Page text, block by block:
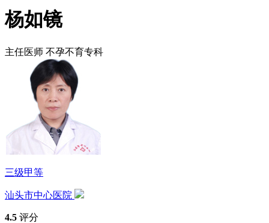
杨如镜
主任医师 不孕不育专科
三级甲等
汕头市中心医院
4.5 评分